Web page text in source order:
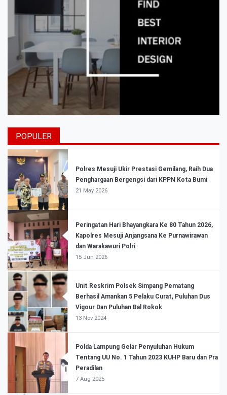
POPULER
Polres Mesuji Ukir Prestasi Gemilang, Raih Dua
Penghargaan Bergengsi dari KPPN Kota Bumi
21 May 2026
Peringatan Hari Bhayangkara Ke 80 Tahun 2026,
Kapolres Mesuji Anjangsana Ke Purnawirawan
dan Warakawuri Polri
15 Jun 2026
Unit Reskrim Polsek Simpang Pematang
Berhasil Amankan 5 Pelaku Curat, Puluhan Dus
Vigour Dan Puluhan Bal Rokok
13 Nov 2024
Polda Lampung Gelar Penyuluhan Hukum
Tentang UU No. 1 Tahun 2023 KUHP Baru dan Pra
Peradilan
7 Aug 2025